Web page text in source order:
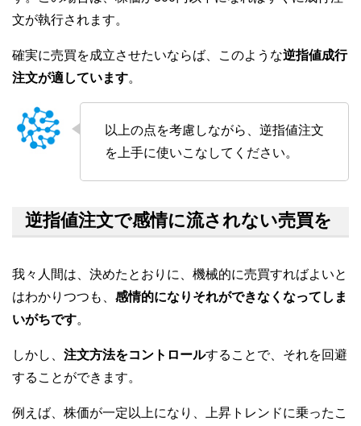
文が執行されます。
確実に売買を成立させたいならば、このような逆指値成行
注文が適しています。
以上の点を考慮しながら、逆指値注文
を上手に使いこなしてください。
逆指値注文で感情に流されない売買を
我々人間は、決めたとおりに、機械的に売買すればよいと
はわかりつつも、 感情的になりそれができなくなってしま
いがちです。
しかし、 注文方法をコントロールすることで、それを回避
することができます。
例えば、株価が一定以上になり、上昇トレンドに乗ったこ